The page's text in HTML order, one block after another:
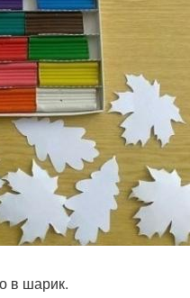
Поделка для мамы
Поделки из мела
Простые поделки
в шарик.